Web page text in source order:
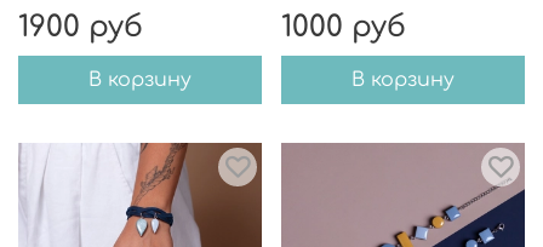
1900 руб
В корзину
1000 руб
В корзину